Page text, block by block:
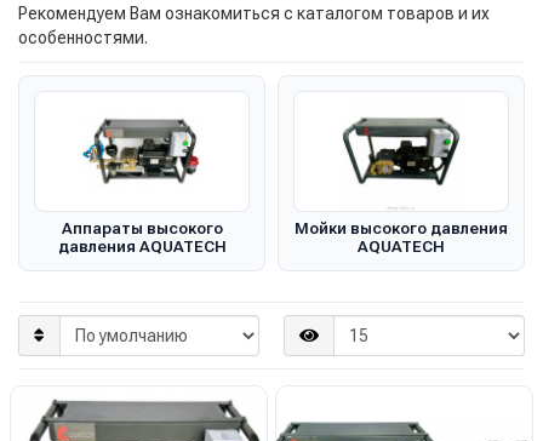
Рекомендуем Вам ознакомиться с каталогом товаров и их
особенностями.
Аппараты высокого
давления AQUATECH
Мойки высокого давления
AQUATECH